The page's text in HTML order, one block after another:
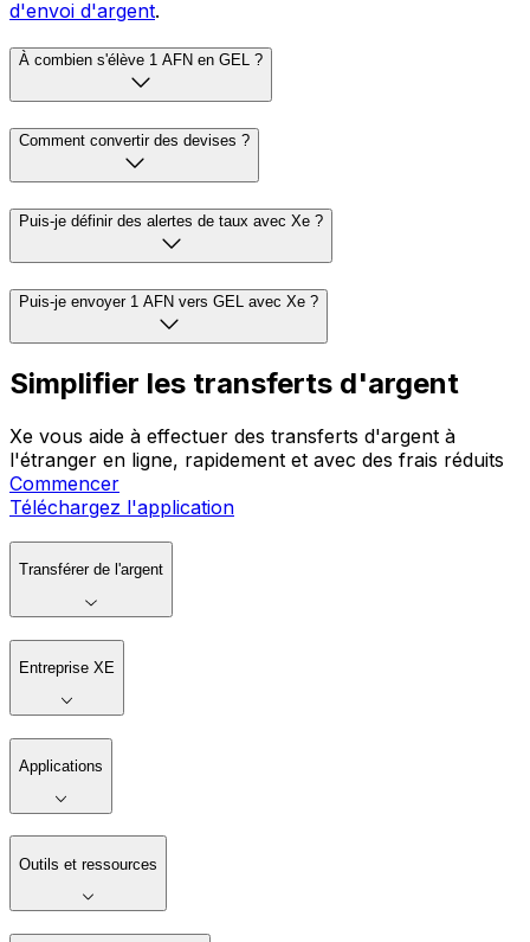
d'envoi d'argent.
À combien s'élève 1 AFN en GEL ?
Comment convertir des devises ?
Puis-je définir des alertes de taux avec Xe ?
Puis-je envoyer 1 AFN vers GEL avec Xe ?
Simplifier les transferts d'argent
Xe vous aide à effectuer des transferts d'argent à
l'étranger en ligne, rapidement et avec des frais réduits
Commencer
Téléchargez l'application
Transférer de l'argent
Entreprise XE
Applications
Outils et ressources